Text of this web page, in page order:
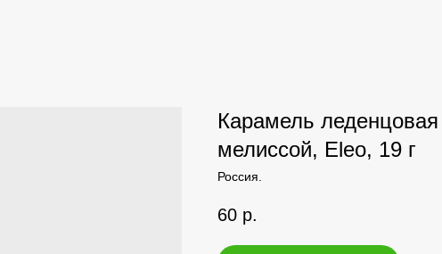
Карамель
мелиссой, Eleo, 19 г
Россия.
60 р.